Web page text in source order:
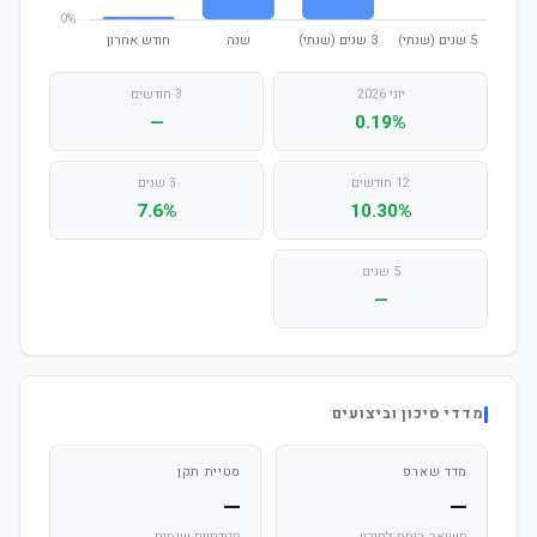
יוני 2026
0.19%
3 חודשים
—
12 חודשים
10.30%
3 שנים
7.6%
5 שנים
—
מדדי סיכון וביצועים
מדד שארפ
—
סטיית תקן
—